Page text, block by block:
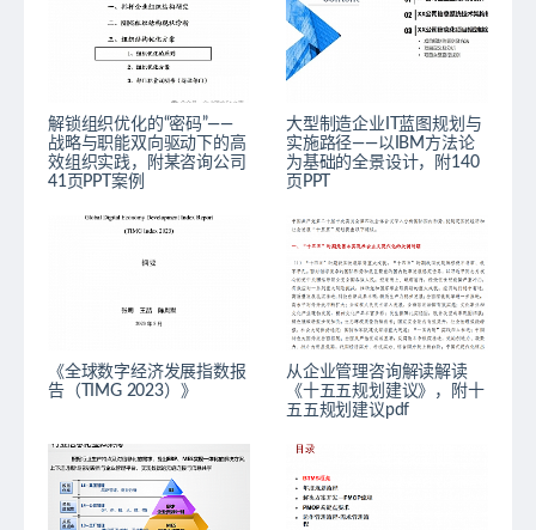
解锁组织优化的“密码”——
战略与职能双向驱动下的高
效组织实践，附某咨询公司
41页PPT案例
大型制造企业IT蓝图规划与
实施路径——以IBM方法论
为基础的全景设计，附140
页PPT
《全球数字经济发展指数报
告（TIMG 2023）》
从企业管理咨询解读解读
《十五五规划建议》，附十
五五规划建议pdf